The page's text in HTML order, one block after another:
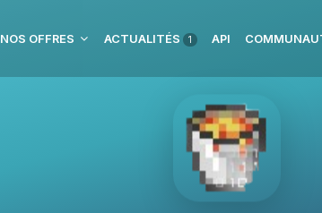
NOS OFFRES ACTUALITÉS 1 API